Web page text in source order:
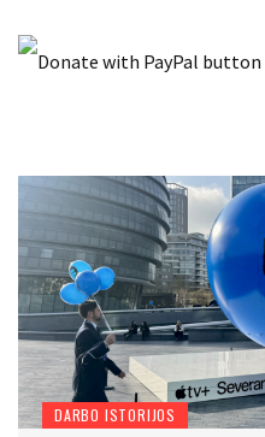
DARBO ISTORIJOS